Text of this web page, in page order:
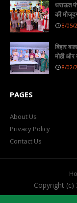
धराऊत
की
8/05/
बिहार
मोही और
8/02/
PAGES
About Us
Privacy Policy
Contact Us
Copyright (c)